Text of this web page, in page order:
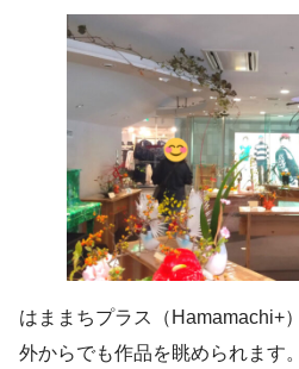
はままちプラス（Hamamachi+
外からでも作品を眺められます。